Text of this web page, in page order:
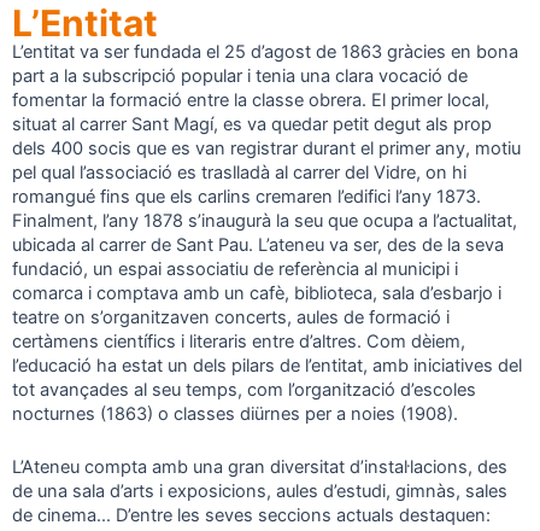
L’Entitat
L’entitat va ser fundada el 25 d’agost de 1863 gràcies en bona
part a la subscripció popular i tenia una clara vocació de
fomentar la formació entre la classe obrera. El primer local,
situat al carrer Sant Magí, es va quedar petit degut als prop
dels 400 socis que es van registrar durant el primer any, motiu
pel qual l’associació es traslladà al carrer del Vidre, on hi
romangué fins que els carlins cremaren l’edifici l’any 1873.
Finalment, l’any 1878 s’inaugurà la seu que ocupa a l’actualitat,
ubicada al carrer de Sant Pau. L’ateneu va ser, des de la seva
fundació, un espai associatiu de referència al municipi i
comarca i comptava amb un cafè, biblioteca, sala d’esbarjo i
teatre on s’organitzaven concerts, aules de formació i
certàmens científics i literaris entre d’altres. Com dèiem,
l’educació ha estat un dels pilars de l’entitat, amb iniciatives del
tot avançades al seu temps, com l’organització d’escoles
nocturnes (1863) o classes diürnes per a noies (1908).
L’Ateneu compta amb una gran diversitat d’instal·lacions, des
de una sala d’arts i exposicions, aules d’estudi, gimnàs, sales
de cinema... D’entre les seves seccions actuals destaquen: